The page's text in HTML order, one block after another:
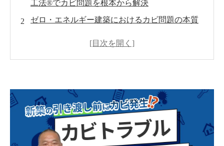
工法®でカビ問題を根本から解決
ゼロ・エネルギー建築におけるカビ問題の本質
定期検査とメンテナンスの重要性
ケーススタディ：成功したカビ対策プロジェク
ト
MIST工法®導入のステップ